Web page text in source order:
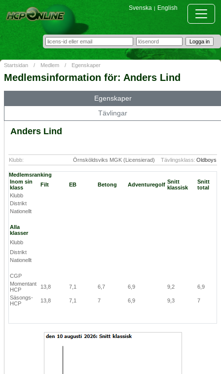
Svenska | English
Startsidan / Medlem / Egenskaper
Medlemsinformation för: Anders Lind
Egenskaper
Tävlingar
Anders Lind
Klubb: Örnsköldsviks MGK (Licensierad) Tävlingsklass: Oldboys
Medlemsranking
Inom sin
klass
Filt EB Betong Adventuregolf Snitt
klassisk
Snitt
total
Klubb
Distrikt
Nationellt
Alla
klasser
Klubb
Distrikt
Nationellt
CGP
Momentant
HCP
13,8 7,1 6,7 6,9 9,2
6,9
Säsongs-
HCP
13,8 7,1 7 6,9 9,3 7